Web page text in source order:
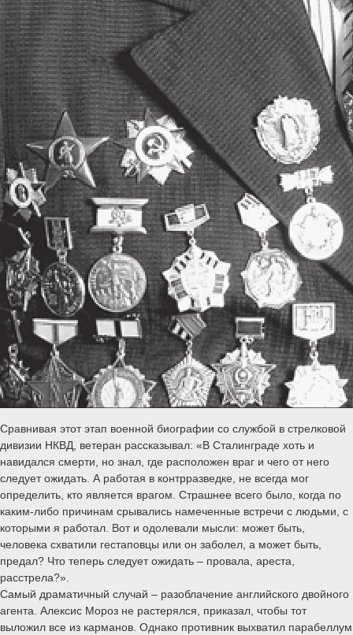
Сравнивая этот этап военной биографии со службой в стрелковой
дивизии НКВД, ветеран рассказывал: «В Сталинграде хоть и
навидался смерти, но знал, где расположен враг и чего от него
следует ожидать. А работая в контрразведке, не всегда мог
определить, кто является врагом. Страшнее всего было, когда по
каким-либо причинам срывались намеченные встречи с людьми, с
которыми я работал. Вот и одолевали мысли: может быть,
человека схватили гестаповцы или он заболел, а может быть,
предал? Что теперь следует ожидать – провала, ареста,
расстрела?».
Самый драматичный случай – разоблачение английского двойного
агента. Алексис Мороз не растерялся, приказал, чтобы тот
выложил все из карманов. Однако противник выхватил парабеллум